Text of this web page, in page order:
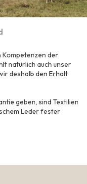
der
natürlich auch unser
deshalb den Erhalt
geben, sind Textilien
Leder fester